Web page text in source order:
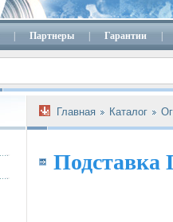
Партнеры Гарантии
Главная Каталог
Подставка